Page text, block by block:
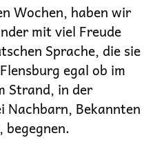
Wochen, haben wir
mit viel Freude
Sprache, die sie
egal ob im
Strand, in der
Bekannten